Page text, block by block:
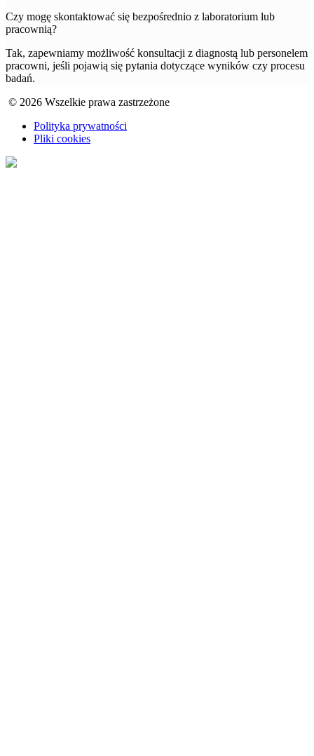
Czy mogę skontaktować się bezpośrednio z laboratorium lub
pracownią?
Tak, zapewniamy możliwość konsultacji z diagnostą lub personelem
pracowni, jeśli pojawią się pytania dotyczące wyników czy procesu
badań.
© 2026 Wszelkie prawa zastrzeżone
Polityka prywatności
Pliki cookies